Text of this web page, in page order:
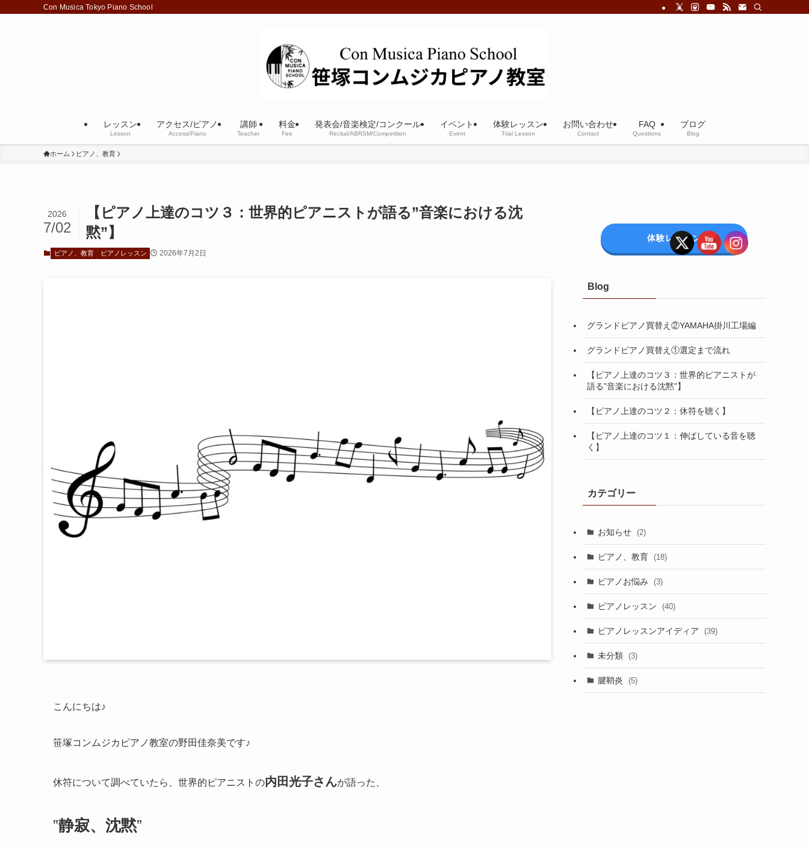
Con Musica Tokyo Piano School
レッスン
Lesson
アクセス/ピアノ
Access/Piano
講師
Teacher
料金
Fee
発表会/音楽検定/コンクール
Recital/ABRSM/Competition
イベント
Event
体験レッスン
Trial Lesson
お問い合わせ
Contact
FAQ
Questions
ブログ
Blog
ホーム ピアノ、教育
【ピアノ上達のコツ３：世界的ピアニストが語る”音楽における沈
黙”】
2026
7/02
ピアノ、教育 ピアノレッスン 2026年7月2日
こんにちは♪
笹塚コンムジカピアノ教室の野田佳奈美です♪
休符について調べていたら、世界的ピアニストの内田光子さんが語った、
”静寂、沈黙”
体験レッスン
Blog
グランドピアノ買替え②YAMAHA掛川工場編
グランドピアノ買替え①選定まで流れ
【ピアノ上達のコツ３：世界的ピアニストが
語る”音楽における沈黙”】
【ピアノ上達のコツ２：休符を聴く】
【ピアノ上達のコツ１：伸ばしている音を聴
く】
カテゴリー
お知らせ (2)
ピアノ、教育 (18)
ピアノお悩み (3)
ピアノレッスン (40)
ピアノレッスンアイディア (39)
未分類 (3)
腱鞘炎 (5)